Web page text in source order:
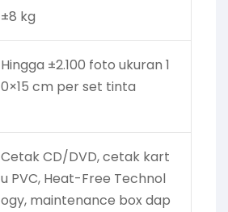
±8 kg
Hingga ±2.100 foto ukuran 1
0×15 cm per set tinta
Cetak CD/DVD, cetak kart
u PVC, Heat-Free Technol
ogy, maintenance box dap